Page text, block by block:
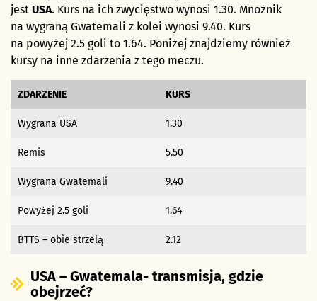
jest USA. Kurs na ich zwycięstwo wynosi 1.30. Mnożnik
na wygraną Gwatemali z kolei wynosi 9.40. Kurs
na powyżej 2.5 goli to 1.64. Poniżej znajdziemy również
kursy na inne zdarzenia z tego meczu.
ZDARZENIE KURS
Wygrana USA 1.30
Remis 5.50
Wygrana Gwatemali 9.40
Powyżej 2.5 goli 1.64
BTTS – obie strzelą 2.12
USA – Gwatemala- transmisja, gdzie
obejrzeć?